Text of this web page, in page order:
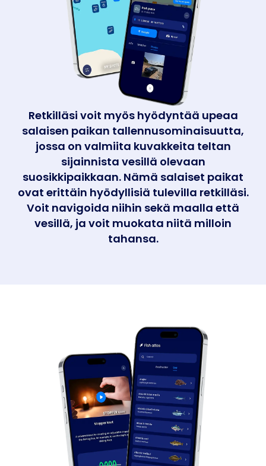
Retkilläsi voit myös hyödyntää upeaa
salaisen paikan tallennusominaisuutta,
jossa on valmiita kuvakkeita teltan
sijainnista vesillä olevaan
suosikkipaikkaan. Nämä salaiset paikat
ovat erittäin hyödyllisiä tulevilla retkilläsi.
Voit navigoida niihin sekä maalla että
vesillä, ja voit muokata niitä milloin
tahansa.